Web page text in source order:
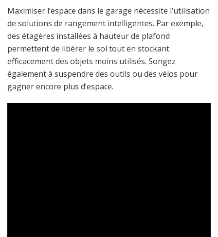
Maximiser l’espace dans le garage nécessite l’utilisation
de solutions de rangement intelligentes. Par exemple,
des étagères installées à hauteur de plafond
permettent de libérer le sol tout en stockant
efficacement des objets moins utilisés. Songez
également à suspendre des outils ou des vélos pour
gagner encore plus d’espace.